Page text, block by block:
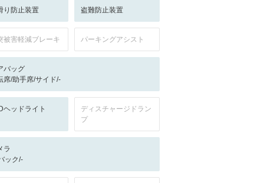
り防止装置 盗難防止装置
被害軽減ブレーキ パーキングアシスト
バッグ
席/助手席/サイド/-
ヘッドライト
ディスチャージドラン
プ
ラ
ック/-